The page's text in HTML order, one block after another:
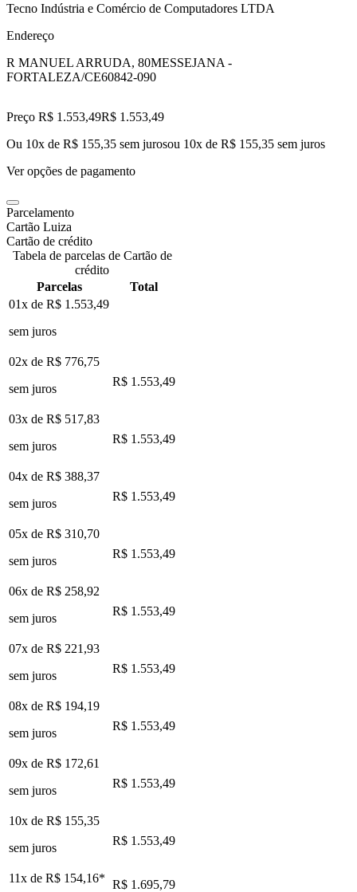
Tecno Indústria e Comércio de Computadores LTDA
Endereço
R MANUEL ARRUDA, 80MESSEJANA -
FORTALEZA/CE60842-090
Preço R$ 1.553,49R$ 1.553,49
Ou 10x de R$ 155,35 sem jurosou 10x de R$ 155,35 sem juros
Ver opções de pagamento
Parcelamento
Cartão Luiza
Cartão de crédito
Tabela de parcelas de Cartão de
crédito
Parcelas
Total
01x de R$ 1.553,49
sem juros
02x de R$ 776,75
sem juros
R$ 1.553,49
03x de R$ 517,83
sem juros
R$ 1.553,49
04x de R$ 388,37
sem juros
R$ 1.553,49
05x de R$ 310,70
sem juros
R$ 1.553,49
06x de R$ 258,92
sem juros
R$ 1.553,49
07x de R$ 221,93
sem juros
R$ 1.553,49
08x de R$ 194,19
sem juros
R$ 1.553,49
09x de R$ 172,61
sem juros
R$ 1.553,49
10x de R$ 155,35
sem juros
R$ 1.553,49
11x de R$ 154,16* R$ 1.695,79